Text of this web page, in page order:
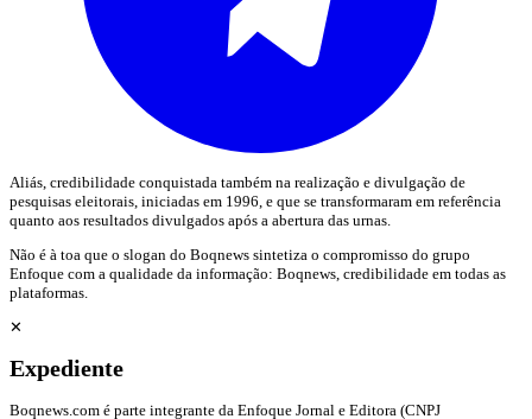
Aliás, credibilidade conquistada também na realização e divulgação de
pesquisas eleitorais, iniciadas em 1996, e que se transformaram em referência
quanto aos resultados divulgados após a abertura das urnas.
Não é à toa que o slogan do Boqnews sintetiza o compromisso do grupo
Enfoque com a qualidade da informação: Boqnews, credibilidade em todas as
plataformas.
✕
Expediente
Boqnews.com é parte integrante da Enfoque Jornal e Editora (CNPJ